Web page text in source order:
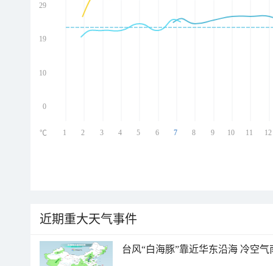
29
19
10
0
1 2 3 4 5 6 7 8 9 10 11 12
℃
近期重大天气事件
台风“白海豚”靠近华东沿海 冷空